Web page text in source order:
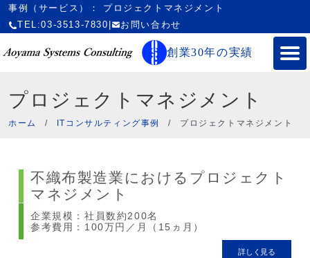
事例（サービス）： プロジェクトマネジメント
TEL:03-3513-7830
お問い合わせ
創業30年の実績
プロジェクトマネジメント
ホーム / ITコンサルティング事例 / プロジェクトマネジメント
不織布製造業におけるプロジェクト
マネジメント
企業規模：社員数約200名
参考費用：100万円／月（15ヵ月）
詳しく見る